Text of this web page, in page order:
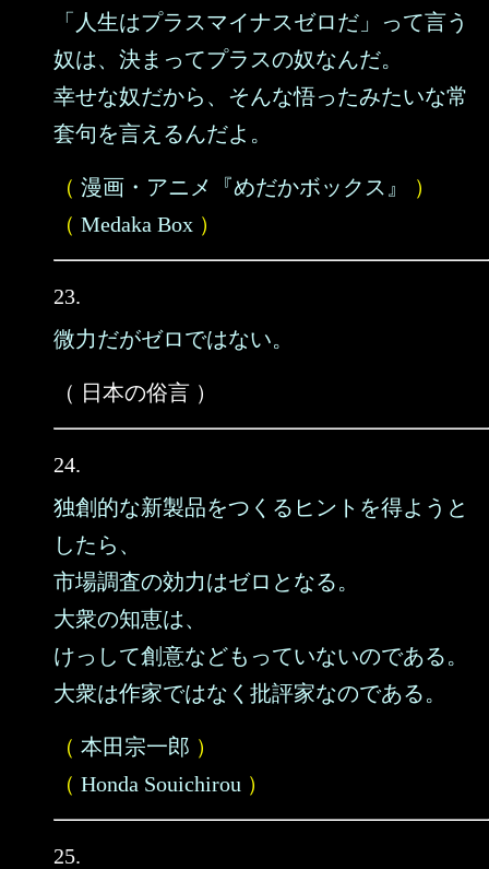
「人生はプラスマイナスゼロだ」って言う
奴は、決まってプラスの奴なんだ。
幸せな奴だから、そんな悟ったみたいな常
套句を言えるんだよ。
（ 漫画・アニメ『めだかボックス』
）
（ Medaka Box ）
23.
微力だがゼロではない。
（ 日本の俗言 ）
24.
独創的な新製品をつくるヒントを得ようと
したら、
市場調査の効力はゼロとなる。
大衆の知恵は、
けっして創意などもっていないのである。
大衆は作家ではなく批評家なのである。
（ 本田宗一郎 ）
（ Honda Souichirou ）
25.